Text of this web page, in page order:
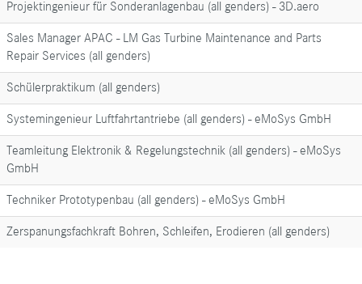
Projektingenieur für Sonderanlagenbau (all genders) - 3D.aero
Sales Manager APAC - LM Gas Turbine Maintenance and Parts
Repair Services (all genders)
Schülerpraktikum (all genders)
Systemingenieur Luftfahrtantriebe (all genders) - eMoSys GmbH
Teamleitung Elektronik & Regelungstechnik (all genders) - eMoSys
GmbH
Techniker Prototypenbau (all genders) - eMoSys GmbH
Zerspanungsfachkraft Bohren, Schleifen, Erodieren (all genders)